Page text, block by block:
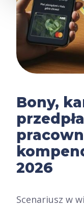
Bony,
2026
Scenariusz w